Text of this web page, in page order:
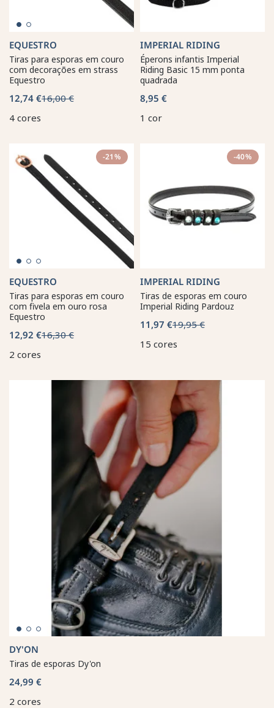
EQUESTRO
Tiras para esporas em couro
com decorações em strass
Equestro
12,74 €16,00 €
4 cores
IMPERIAL RIDING
Éperons infantis Imperial
Riding Basic 15 mm ponta
quadrada
8,95 €
1 cor
-21%
EQUESTRO
Tiras para esporas em couro
com fivela em ouro rosa
Equestro
12,92 €16,30 €
2 cores
-40%
IMPERIAL RIDING
Tiras de esporas em couro
Imperial Riding Pardouz
11,97 €19,95 €
15 cores
DY'ON
Tiras de esporas Dy'on
24,99 €
2 cores